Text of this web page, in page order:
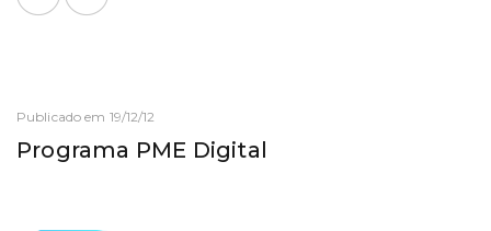
Publicado em 19/12/12
Programa PME Digital